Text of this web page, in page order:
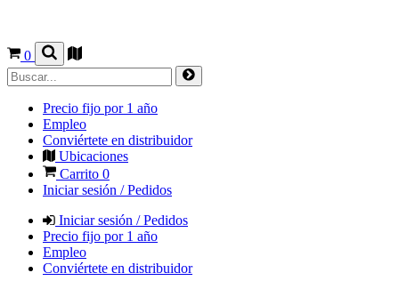
0
Precio fijo por 1 año
Empleo
Conviértete en distribuidor
Ubicaciones
Carrito 0
Iniciar sesión / Pedidos
Iniciar sesión / Pedidos
Precio fijo por 1 año
Empleo
Conviértete en distribuidor